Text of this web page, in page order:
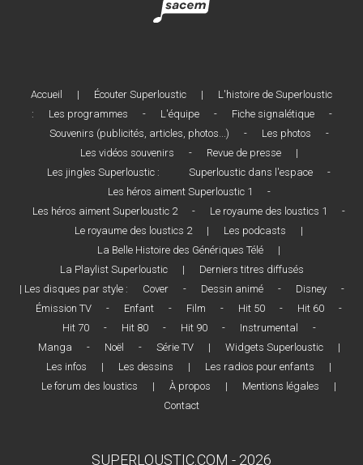
Accueil | Écouter Superloustic |
L'histoire de Superloustic
:
Les programmes - L'équipe - Fiche signalétique
-
Souvenirs (publicités, articles, photos...)
- Les photos
-
Les vidéos souvenirs
- Revue de presse
|
Les jingles Superloustic :
Superloustic dans l'espace
-
Les héros aiment Superloustic 1
-
Les héros aiment Superloustic 2
- Le royaume des loustics 1
-
Le royaume des loustics 2
| Les podcasts
|
La Belle Histoire des Génériques Télé
|
La Playlist Superloustic
|
Derniers titres diffusés
| Les disques par style :
Cover - Dessin animé - Disney
-
Émission TV
- Enfant - Film - Hit 50 - Hit 60
-
Hit 70
- Hit 80 - Hit 90 - Instrumental
-
Manga
- Noël - Série TV | Widgets Superloustic
|
Les infos
| Les dessins | Les radios pour enfants
|
Le forum des loustics
| À propos | Mentions légales
|
Contact
SUPERLOUSTIC.COM - 2026